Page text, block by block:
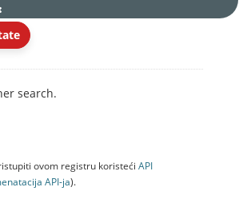
search.
ovom registru koristeći API
API-jа).